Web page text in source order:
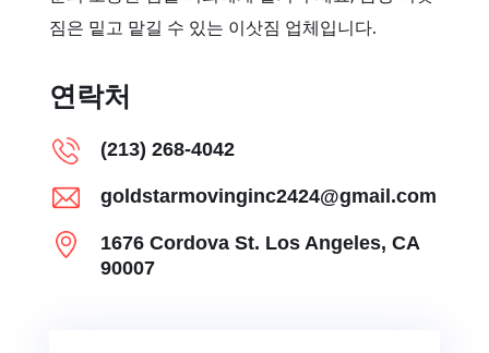
짐은 밑고 맡길 수 있는 이삿짐 업체입니다.
연락처
(213) 268-4042
goldstarmovinginc2424@gmail.com
1676 Cordova St. Los Angeles, CA
90007